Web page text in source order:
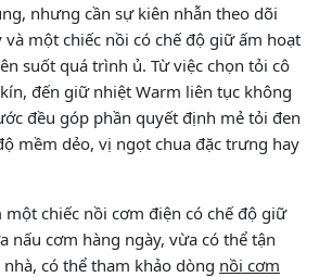
nhưng cần sự kiên nhẫn theo dõi
một chiếc nồi có chế độ giữ ấm hoạt
suốt quá trình ủ. Từ việc chọn tỏi cô
đến giữ nhiệt Warm liên tục không
đều góp phần quyết định mẻ tỏi đen
mềm dẻo, vị ngọt chua đặc trưng hay
một chiếc nồi cơm điện có chế độ giữ
nấu cơm hàng ngày, vừa có thể tận
có thể tham khảo dòng nồi cơm